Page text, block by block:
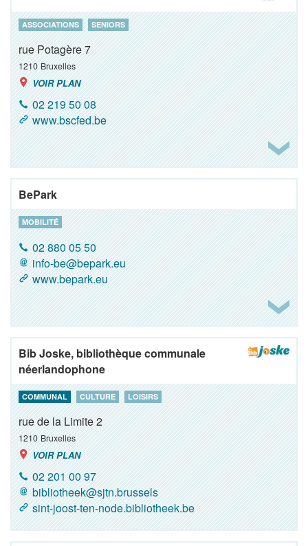
ASSOCIATIONS SENIORS
rue Potagère 7
1210 Bruxelles
VOIR PLAN
02 219 50 08
www.bscfed.be
BePark
MOBILITÉ
02 880 05 50
info-be@bepark.eu
www.bepark.eu
Bib Joske, bibliothèque communale
néerlandophone
COMMUNAL CULTURE LOISIRS
rue de la Limite 2
1210 Bruxelles
VOIR PLAN
02 201 00 97
bibliotheek@sjtn.brussels
sint-joost-ten-node.bibliotheek.be